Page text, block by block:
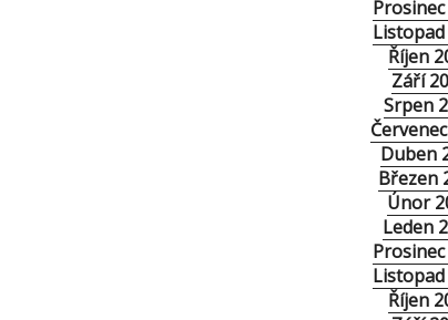
Listopad
Říjen
Září
Srpen
Duben
Březen
Únor
Leden
Listopad
Říjen